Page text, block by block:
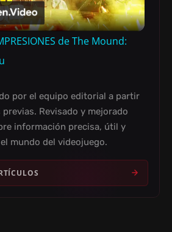
L
Y
V
I
de The Mound:
por el equipo editorial a partir
Revisado y mejorado
información precisa, útil y
mundo del videojuego.